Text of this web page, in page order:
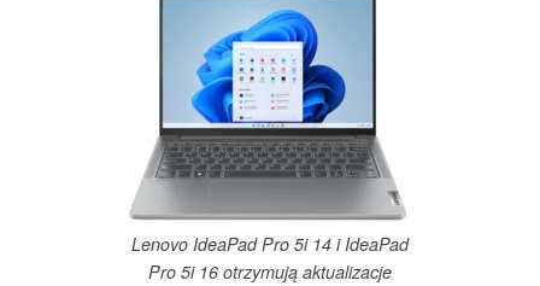
Lenovo IdeaPad Pro 5i 14 i IdeaPad
Pro 5i 16 otrzymują aktualizacje